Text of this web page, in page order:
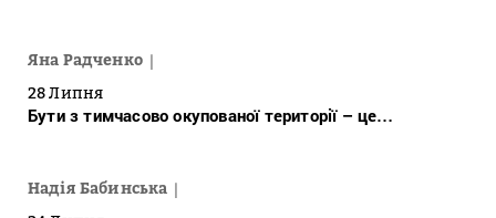
Яна Радченко
28 Липня
Бути з тимчасово окупованої території – це…
Надія Бабинська